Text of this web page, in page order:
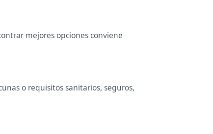
mejores opciones conviene
o requisitos sanitarios, seguros,